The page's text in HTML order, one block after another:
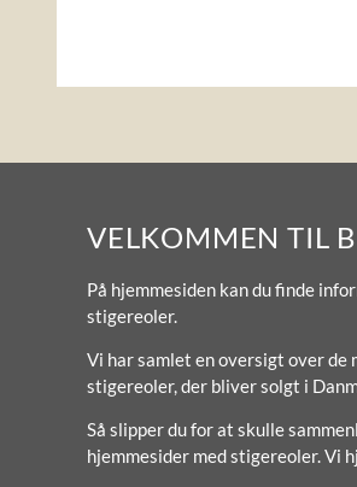
VELKOMMEN TIL
På hjemmesiden kan du finde
stigereoler.
Vi har samlet en oversigt over de
stigereoler, der bliver solgt i
Så slipper du for at skulle
hjemmesider med stigereoler. Vi